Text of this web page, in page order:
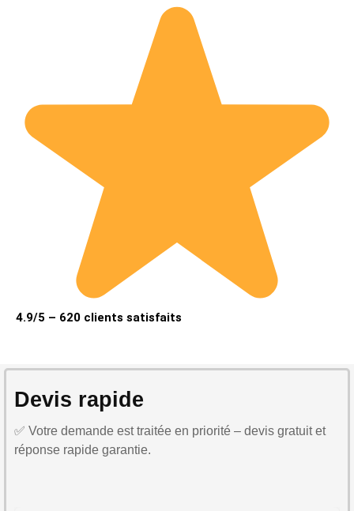
4.9/5 – 620 clients satisfaits
Devis rapide
✅ Votre demande est traitée en priorité – devis gratuit et
réponse rapide garantie.